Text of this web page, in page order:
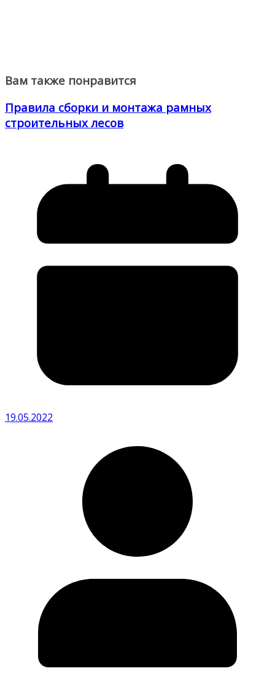
Вам также понравится
Правила сборки и монтажа рамных
строительных лесов
19.05.2022